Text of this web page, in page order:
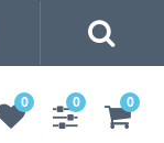
0 0 0